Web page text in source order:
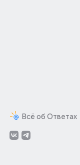
Всё об Ответах